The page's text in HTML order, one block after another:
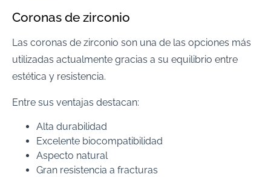
Coronas de zirconio
Las coronas de zirconio son una de las opciones más
utilizadas actualmente gracias a su equilibrio entre
estética y resistencia.
Entre sus ventajas destacan:
Alta durabilidad
Excelente biocompatibilidad
Aspecto natural
Gran resistencia a fracturas